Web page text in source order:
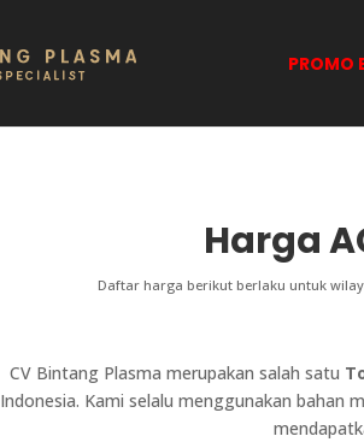
PROMO
Harga
Daftar harga berikut berlaku untuk
CV Bintang Plasma merupakan salah satu
Indonesia. Kami selalu menggunakan bahan